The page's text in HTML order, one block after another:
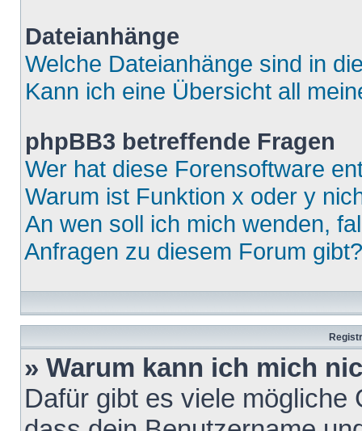
Dateianhänge
Welche Dateianhänge sind in
Kann ich eine Übersicht all
phpBB3 betreffende Fragen
Wer hat diese Forensoftware
Warum ist Funktion x oder y
An wen soll ich mich wenden,
Anfragen zu diesem Forum gibt?
» Warum kann ich mich
Dafür gibt es viele